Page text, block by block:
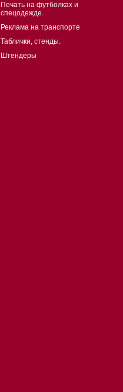
Печать на футболках и
спецодежде.
Реклама на транспорте
Таблички, стенды.
Штендеры